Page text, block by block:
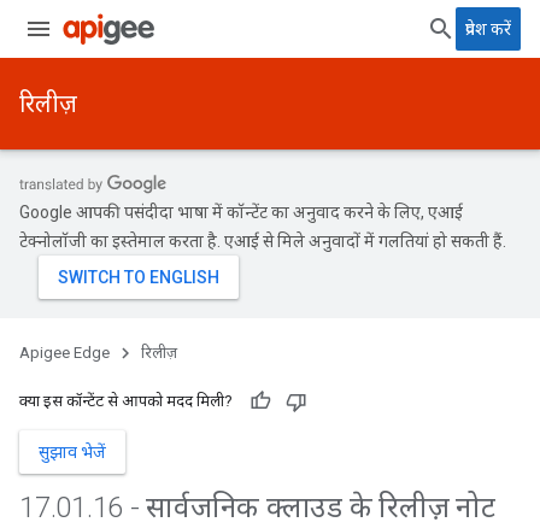
प्रवेश करें
रिलीज़
Google आपकी पसंदीदा भाषा में कॉन्टेंट का अनुवाद करने के लिए, एआई
टेक्नोलॉजी का इस्तेमाल करता है. एआई से मिले अनुवादों में गलतियां हो सकती हैं.
Apigee Edge रिलीज़
क्या इस कॉन्टेंट से आपको मदद मिली?
सुझाव भेजें
17.01 .16 - सार्वजनिक क्लाउड के रिलीज़ नोट